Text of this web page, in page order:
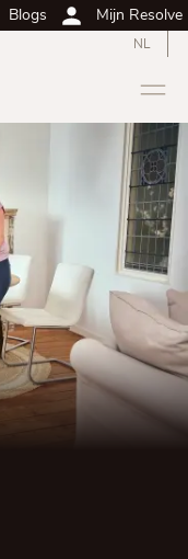
Blogs Mijn Resolve
NL